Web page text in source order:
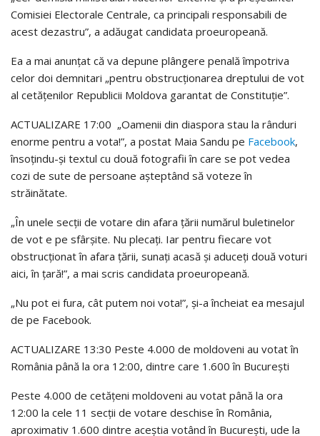
Comisiei Electorale Centrale, ca principali responsabili de
acest dezastru”, a adăugat candidata proeuropeană.
Ea a mai anunțat că va depune plângere penală împotriva
celor doi demnitari „pentru obstrucționarea dreptului de vot
al cetățenilor Republicii Moldova garantat de Constituție”.
ACTUALIZARE 17:00 „Oamenii din diaspora stau la rânduri
enorme pentru a vota!”, a postat Maia Sandu pe Facebook,
însoțindu-și textul cu două fotografii în care se pot vedea
cozi de sute de persoane așteptând să voteze în
străinătate.
„În unele secții de votare din afara țării numărul buletinelor
de vot e pe sfârșite. Nu plecați. Iar pentru fiecare vot
obstrucționat în afara țării, sunați acasă și aduceți două voturi
aici, în țară!”, a mai scris candidata proeuropeană.
„Nu pot ei fura, cât putem noi vota!”, și-a încheiat ea mesajul
de pe Facebook.
ACTUALIZARE 13:30 Peste 4.000 de moldoveni au votat în
România până la ora 12:00, dintre care 1.600 în București
Peste 4.000 de cetățeni moldoveni au votat până la ora
12:00 la cele 11 secții de votare deschise în România,
aproximativ 1.600 dintre aceștia votând în București, ude la